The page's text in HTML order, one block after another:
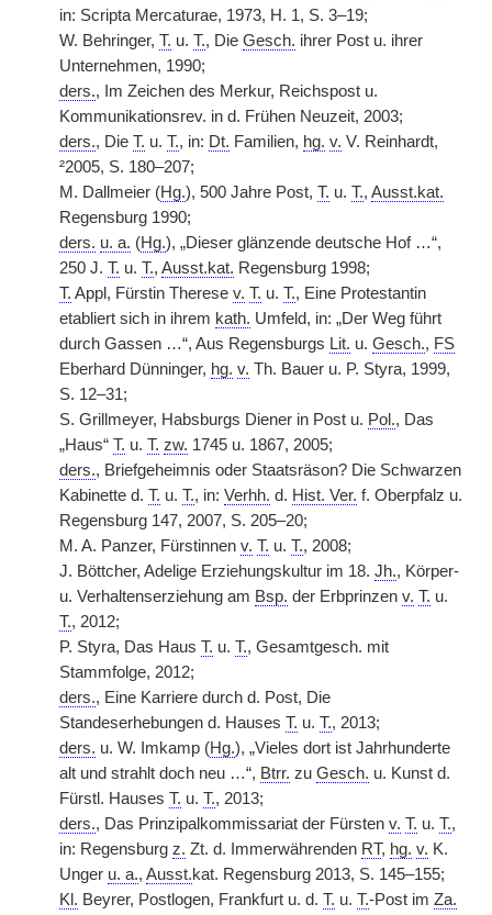
in: Scripta Mercaturae, 1973, H. 1, S. 3–19;
W. Behringer, T. u. T., Die Gesch. ihrer Post u. ihrer
Unternehmen, 1990;
ders., Im Zeichen des Merkur, Reichspost u.
Kommunikationsrev. in d. Frühen Neuzeit, 2003;
ders., Die T. u. T., in: Dt. Familien, hg. v. V. Reinhardt,
²2005, S. 180–207;
M. Dallmeier (Hg.), 500 Jahre Post, T. u. T., Ausst.kat.
Regensburg 1990;
ders. u. a. (Hg.), „Dieser glänzende deutsche Hof …“,
250 J. T. u. T., Ausst.kat. Regensburg 1998;
T. Appl, Fürstin Therese v. T. u. T., Eine Protestantin
etabliert sich in ihrem kath. Umfeld, in: „Der Weg führt
durch Gassen …“, Aus Regensburgs Lit. u. Gesch., FS
Eberhard Dünninger, hg. v. Th. Bauer u. P. Styra, 1999,
S. 12–31;
S. Grillmeyer, Habsburgs Diener in Post u. Pol., Das
„Haus“ T. u. T. zw. 1745 u. 1867, 2005;
ders., Briefgeheimnis oder Staatsräson? Die Schwarzen
Kabinette d. T. u. T., in: Verhh. d. Hist. Ver. f. Oberpfalz u.
Regensburg 147, 2007, S. 205–20;
M. A. Panzer, Fürstinnen v. T. u. T., 2008;
J. Böttcher, Adelige Erziehungskultur im 18. Jh., Körper-
u. Verhaltenserziehung am Bsp. der Erbprinzen v. T. u.
T., 2012;
P. Styra, Das Haus T. u. T., Gesamtgesch. mit
Stammfolge, 2012;
ders., Eine Karriere durch d. Post, Die
Standeserhebungen d. Hauses T. u. T., 2013;
ders. u. W. Imkamp (Hg.), „Vieles dort ist Jahrhunderte
alt und strahlt doch neu …“, Btrr. zu Gesch. u. Kunst d.
Fürstl. Hauses T. u. T., 2013;
ders., Das Prinzipalkommissariat der Fürsten v. T. u. T.,
in: Regensburg z. Zt. d. Immerwährenden RT, hg. v. K.
Unger u. a., Ausst.kat. Regensburg 2013, S. 145–155;
Kl. Beyrer, Postlogen, Frankfurt u. d. T. u. T.-Post im Za.